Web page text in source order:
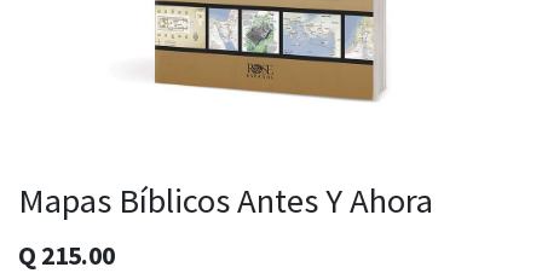
Mapas Bíblicos Antes Y Ahora
Q 215.00